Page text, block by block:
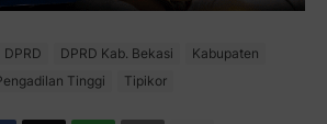
DPRD DPRD Kab. Bekasi
Kabupaten
Tinggi Tipikor